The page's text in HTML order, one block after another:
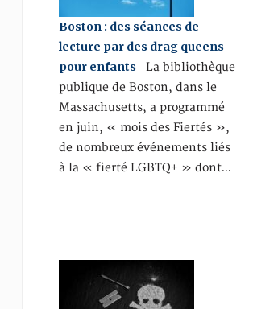
Boston : des séances de
lecture par des drag queens
pour enfants La bibliothèque
publique de Boston, dans le
Massachusetts, a programmé
en juin, « mois des Fiertés »,
de nombreux événements liés
à la « fierté LGBTQ+ » dont…